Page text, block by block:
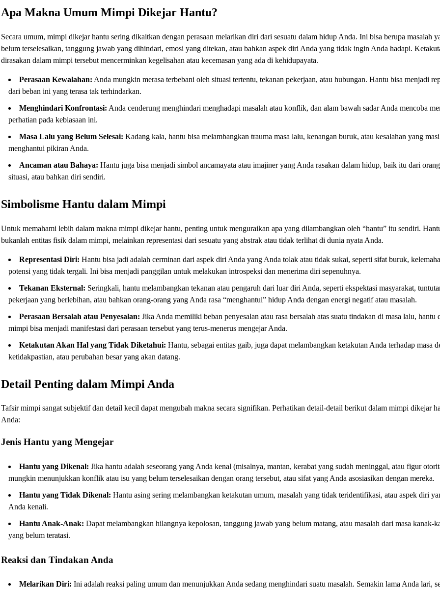
Apa Makna Umum Mimpi Dikejar Hantu?
Secara umum, mimpi dikejar hantu sering dikaitkan dengan perasaan melarikan diri dari sesuatu dalam hidup Anda. Ini bisa berupa masalah
belum terselesaikan, tanggung jawab yang dihindari, emosi yang ditekan, atau bahkan aspek diri Anda yang tidak ingin Anda hadapi.
dirasakan dalam mimpi tersebut mencerminkan kegelisahan atau kecemasan yang ada di kehidupayata.
Perasaan Kewalahan: Anda mungkin merasa terbebani oleh situasi tertentu, tekanan pekerjaan, atau hubungan. Hantu bisa menjadi
dari beban ini yang terasa tak terhindarkan.
Menghindari Konfrontasi: Anda cenderung menghindari menghadapi masalah atau konflik, dan alam bawah sadar Anda mencoba
perhatian pada kebiasaan ini.
Masa Lalu yang Belum Selesai: Kadang kala, hantu bisa melambangkan trauma masa lalu, kenangan buruk, atau kesalahan yang
menghantui pikiran Anda.
Ancaman atau Bahaya: Hantu juga bisa menjadi simbol ancamayata atau imajiner yang Anda rasakan dalam hidup, baik itu dari
situasi, atau bahkan diri sendiri.
Simbolisme Hantu dalam Mimpi
Untuk memahami lebih dalam makna mimpi dikejar hantu, penting untuk menguraikan apa yang dilambangkan oleh “hantu” itu sendiri.
bukanlah entitas fisik dalam mimpi, melainkan representasi dari sesuatu yang abstrak atau tidak terlihat di dunia nyata Anda.
Representasi Diri: Hantu bisa jadi adalah cerminan dari aspek diri Anda yang Anda tolak atau tidak sukai, seperti sifat buruk,
potensi yang tidak tergali. Ini bisa menjadi panggilan untuk melakukan introspeksi dan menerima diri sepenuhnya.
Tekanan Eksternal: Seringkali, hantu melambangkan tekanan atau pengaruh dari luar diri Anda, seperti ekspektasi masyarakat,
pekerjaan yang berlebihan, atau bahkan orang-orang yang Anda rasa “menghantui” hidup Anda dengan energi negatif atau masalah.
Perasaan Bersalah atau Penyesalan: Jika Anda memiliki beban penyesalan atau rasa bersalah atas suatu tindakan di masa lalu, hantu
mimpi bisa menjadi manifestasi dari perasaan tersebut yang terus-menerus mengejar Anda.
Ketakutan Akan Hal yang Tidak Diketahui: Hantu, sebagai entitas gaib, juga dapat melambangkan ketakutan Anda terhadap masa
ketidakpastian, atau perubahan besar yang akan datang.
Detail Penting dalam Mimpi Anda
Tafsir mimpi sangat subjektif dan detail kecil dapat mengubah makna secara signifikan. Perhatikan detail-detail berikut dalam mimpi dikejar
Anda:
Jenis Hantu yang Mengejar
Hantu yang Dikenal: Jika hantu adalah seseorang yang Anda kenal (misalnya, mantan, kerabat yang sudah meninggal, atau figur
mungkin menunjukkan konflik atau isu yang belum terselesaikan dengan orang tersebut, atau sifat yang Anda asosiasikan dengan mereka.
Hantu yang Tidak Dikenal: Hantu asing sering melambangkan ketakutan umum, masalah yang tidak teridentifikasi, atau aspek diri
Anda kenali.
Hantu Anak-Anak: Dapat melambangkan hilangnya kepolosan, tanggung jawab yang belum matang, atau masalah dari masa kanak-
yang belum teratasi.
Reaksi dan Tindakan Anda
Melarikan Diri: Ini adalah reaksi paling umum dan menunjukkan Anda sedang menghindari suatu masalah. Semakin lama Anda lari,